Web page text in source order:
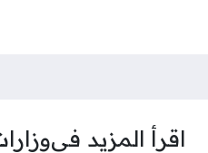
اقرأ المزيد في